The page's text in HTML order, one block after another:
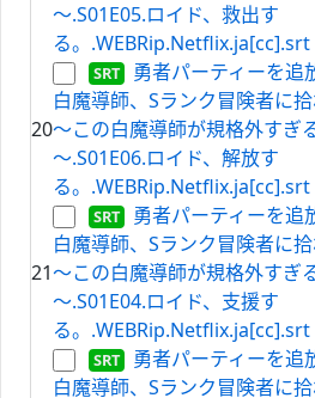
～.S01E05.ロイド、救出す
る。.WEBRip.Netflix.ja[cc].srt
20
勇者パーティーを追
白魔導師、Sランク冒険者に
～この白魔導師が規格外すぎ
～.S01E06.ロイド、解放す
る。.WEBRip.Netflix.ja[cc].srt
21
勇者パーティーを追
白魔導師、Sランク冒険者に
～この白魔導師が規格外すぎ
～.S01E04.ロイド、支援す
る。.WEBRip.Netflix.ja[cc].srt
勇者パーティーを追
白魔導師、Sランク冒険者に